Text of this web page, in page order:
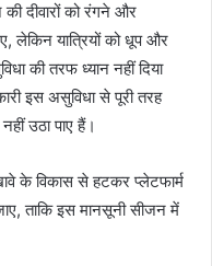
दीवारों को रंगने और
लेकिन यात्रियों को धूप और
की तरफ ध्यान नहीं दिया
इस असुविधा से पूरी तरह
उठा पाए हैं।
के विकास से हटकर प्लेटफार्म
ताकि इस मानसूनी सीजन में